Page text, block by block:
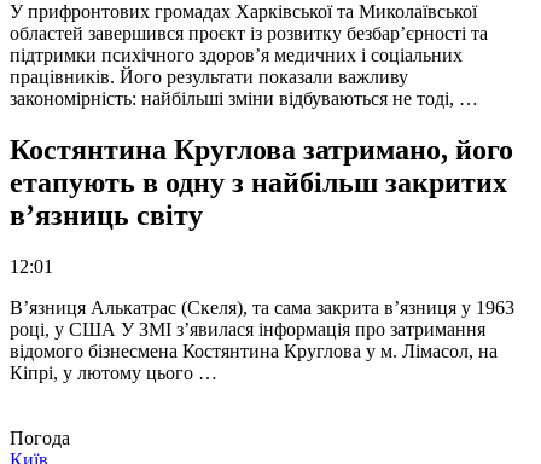
У прифронтових громадах Харківської та Миколаївської
областей завершився проєкт із розвитку безбар’єрності та
підтримки психічного здоров’я медичних і соціальних
працівників. Його результати показали важливу
закономірність: найбільші зміни відбуваються не тоді, …
Костянтина Круглова затримано, його
етапують в одну з найбільш закритих
в’язниць світу
12:01
В’язниця Алькатрас (Скеля), та сама закрита в’язниця у 1963
році, у США У ЗМІ з’явилася інформація про затримання
відомого бізнесмена Костянтина Круглова у м. Лімасол, на
Кіпрі, у лютому цього …
Погода
Київ